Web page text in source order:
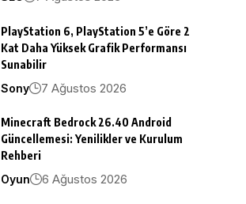
PlayStation 6, PlayStation 5’e Göre 2
Kat Daha Yüksek Grafik Performansı
Sunabilir
Sony
7 Ağustos 2026
Minecraft Bedrock 26.40 Android
Güncellemesi: Yenilikler ve Kurulum
Rehberi
Oyun
6 Ağustos 2026